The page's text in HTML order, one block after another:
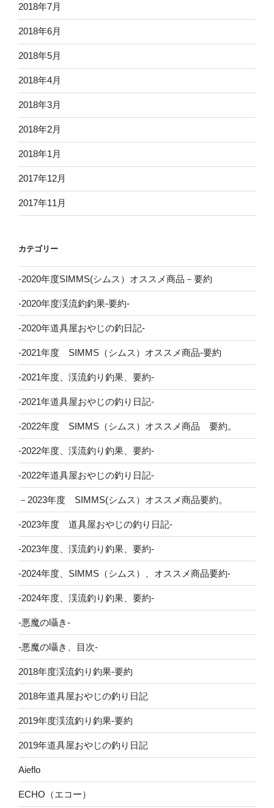
2018年7月
2018年6月
2018年5月
2018年4月
2018年3月
2018年2月
2018年1月
2017年12月
2017年11月
カテゴリー
-2020年度SIMMS(シムス）オススメ商品－要約
-2020年度渓流釣釣果-要約-
-2020年道具屋おやじの釣日記-
-2021年度 SIMMS（シムス）オススメ商品-要約
-2021年度、渓流釣り釣果、要約-
-2021年道具屋おやじの釣り日記-
-2022年度 SIMMS（シムス）オススメ商品 要約。
-2022年度、渓流釣り釣果、要約-
-2022年道具屋おやじの釣り日記-
－2023年度 SIMMS(シムス）オススメ商品要約。
-2023年度 道具屋おやじの釣り日記-
-2023年度、渓流釣り釣果、要約-
-2024年度、SIMMS（シムス）、オススメ商品要約-
-2024年度、渓流釣り釣果、要約-
-悪魔の囁き-
-悪魔の囁き、目次-
2018年度渓流釣り釣果-要約
2018年道具屋おやじの釣り日記
2019年度渓流釣り釣果-要約
2019年道具屋おやじの釣り日記
Aieflo
ECHO（エコー）